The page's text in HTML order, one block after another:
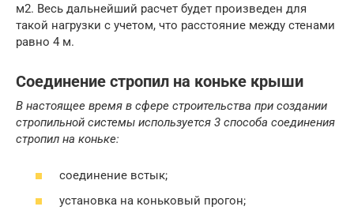
м2. Весь дальнейший расчет будет произведен для
такой нагрузки с учетом, что расстояние между стенами
равно 4 м.
Соединение стропил на коньке крыши
В настоящее время в сфере строительства при создании
стропильной системы используется 3 способа соединения
стропил на коньке:
соединение встык;
установка на коньковый прогон;